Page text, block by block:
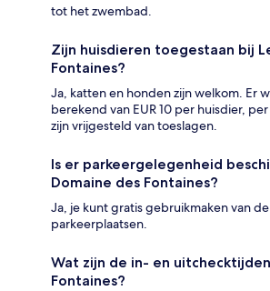
tot het zwembad.
Zijn huisdieren toegestaan bij
Fontaines?
Ja, katten en honden zijn welkom. Er
berekend van EUR 10 per huisdier,
zijn vrijgesteld van toeslagen.
Is er parkeergelegenheid
Domaine des Fontaines?
Ja, je kunt gratis gebruikmaken van
parkeerplaatsen.
Wat zijn de in- en
Fontaines?